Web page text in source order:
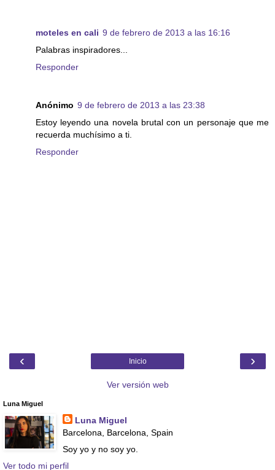
moteles en cali 9 de febrero de 2013 a las 16:16
Palabras inspiradores...
Responder
Anónimo 9 de febrero de 2013 a las 23:38
Estoy leyendo una novela brutal con un personaje que me
recuerda muchísimo a ti.
Responder
‹ ›
Inicio
Ver versión web
Luna Miguel
Luna Miguel
Barcelona, Barcelona, Spain
Soy yo y no soy yo.
Ver todo mi perfil